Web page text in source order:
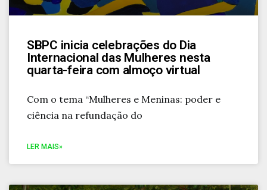
SBPC inicia celebrações do Dia
Internacional das Mulheres nesta
quarta-feira com almoço virtual
Com o tema “Mulheres e Meninas: poder e
ciência na refundação do
LER MAIS»